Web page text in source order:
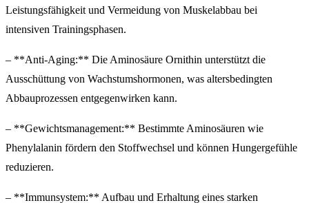
Leistungsfähigkeit und Vermeidung von Muskelabbau bei
intensiven Trainingsphasen.
– **Anti-Aging:** Die Aminosäure Ornithin unterstützt die
Ausschüttung von Wachstumshormonen, was altersbedingten
Abbauprozessen entgegenwirken kann.
– **Gewichtsmanagement:** Bestimmte Aminosäuren wie
Phenylalanin fördern den Stoffwechsel und können Hungergefühle
reduzieren.
– **Immunsystem:** Aufbau und Erhaltung eines starken